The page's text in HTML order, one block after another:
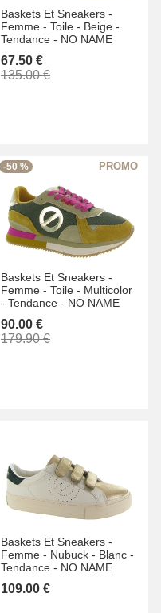
Baskets Et Sneakers -
Femme - Toile - Beige -
Tendance - NO NAME
67.50 €
135.00 €
-50 %
Baskets Et Sneakers -
Femme - Toile - Multicolor
- Tendance - NO NAME
90.00 €
179.90 €
Baskets Et Sneakers -
Femme - Nubuck - Blanc -
Tendance - NO NAME
109.00 €